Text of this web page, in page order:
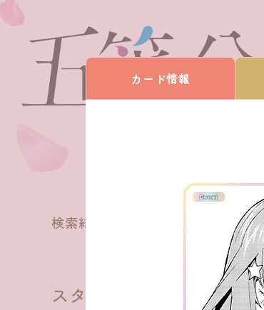
検索結果
スタートデッキ 中野 五月
カード情報